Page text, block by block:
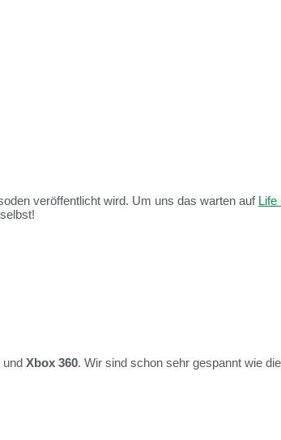
veröffentlicht wird. Um uns das warten auf Life
und Xbox 360. Wir sind schon sehr gespannt wie